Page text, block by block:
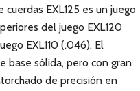
EXL125 es un juego
del juego EXL120
EXL110 (.046). El
base sólida, pero con gran
de precisión en